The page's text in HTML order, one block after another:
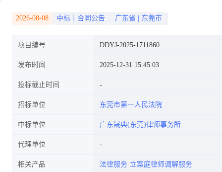
2026-08-08 中标｜合同公告 广东省 东莞市
项目编号 DDYJ-2025-1711860
发布时间 2025-12-31 15:45:03
投标截止时间
招标单位 东莞市第一人民法院
中标单位 广东晟典(东莞)律师事务所
代理单位
相关产品 法律服务 立案庭律师调解服务